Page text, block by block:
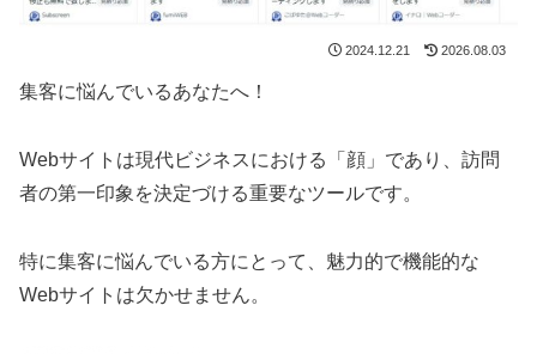
2024.12.21 2026.08.03
集客に悩んでいるあなたへ！
Webサイトは現代ビジネスにおける「顔」であり、訪問
者の第一印象を決定づける重要なツールです。
特に集客に悩んでいる方にとって、魅力的で機能的な
Webサイトは欠かせません。